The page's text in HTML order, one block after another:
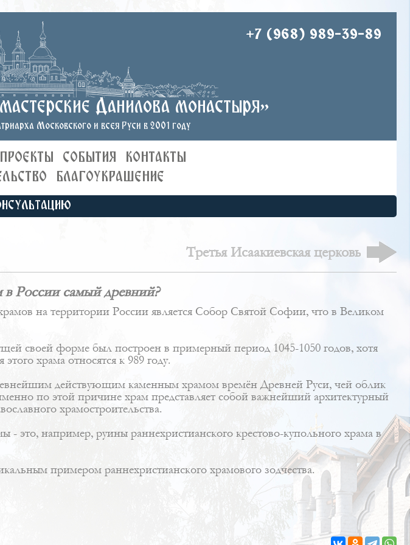
+7 (968) 989-39-89
Данилова монастыря»
Московского и всея Руси в 2001 году
ПРОЕКТЫ СОБЫТИЯ
КОНТАКТЫ
БЛАГОУКРАШЕНИЕ
Третья Исаакиевская церковь
России самый древний?
на территории России является Собор Святой Софии, что в Великом
своей форме был построен в примерный период 1045-1050 годов, хотя
храма относятся к 989 году.
действующим каменным храмом времён Древней Руси, чей облик
по этой причине храм представляет собой важнейший архитектурный
храмостроительства.
- это, например, руины раннехристианского крестово-купольного храма в
примером раннехристианского храмового зодчества.